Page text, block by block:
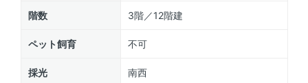
階数 3階／12階建
ペット飼育 不可
採光 南西